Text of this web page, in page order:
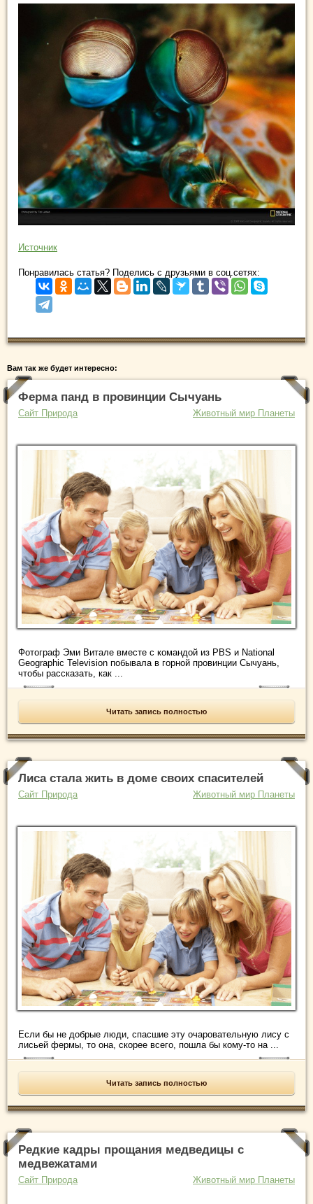
Источник
Понравилась статья? Поделись с друзьями в соц.сетях:
Вам так же будет интересно:
Ферма панд в провинции Сычуань
Сайт Природа Животный мир Планеты
Фотограф Эми Витале вместе с командой из PBS и National
Geographic Television побывала в горной провинции Сычуань,
чтобы рассказать, как ...
Читать запись полностью
Лиса стала жить в доме своих спасителей
Сайт Природа Животный мир Планеты
Если бы не добрые люди, спасшие эту очаровательную лису с
лисьей фермы, то она, скорее всего, пошла бы кому-то на ...
Читать запись полностью
Редкие кадры прощания медведицы с
медвежатами
Сайт Природа Животный мир Планеты